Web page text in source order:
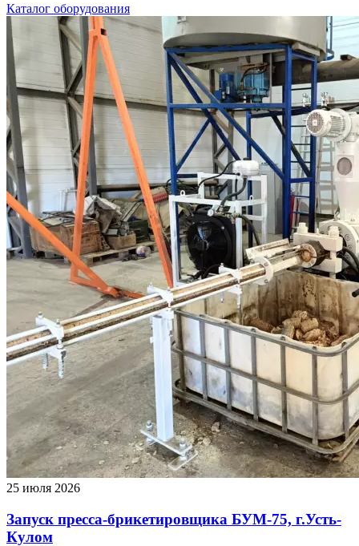
Каталог оборудования
25 июля 2026
Запуск пресса-брикетировщика БУМ-75, г.Усть-
Кулом